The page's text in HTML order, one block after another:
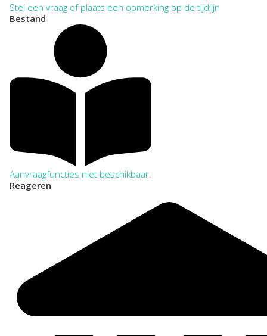
Stel een vraag of plaats een opmerking op de tijdlijn
Bestand
Aanvraagfuncties niet beschikbaar.
Reageren